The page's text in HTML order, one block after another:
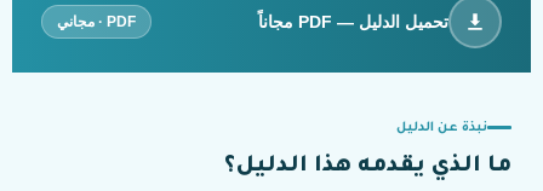
تحميل الدليل — PDF مجاناً PDF · مجاني
نبذة عن الدليل
ما الذي يقدمه هذا الدليل؟